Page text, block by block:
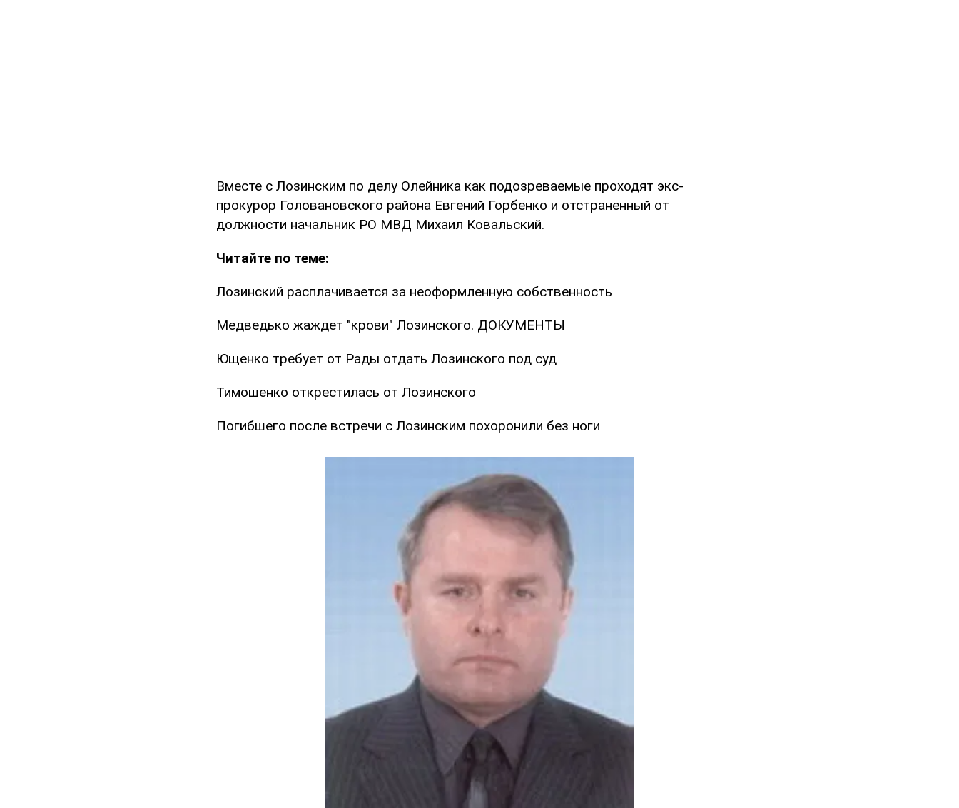
Вместе с Лозинским по делу Олейника как подозреваемые проходят экс-
прокурор Головановского района Евгений Горбенко и отстраненный от
должности начальник РО МВД Михаил Ковальский.
Читайте по теме:
Лозинский расплачивается за неоформленную собственность
Медведько жаждет "крови" Лозинского. ДОКУМЕНТЫ
Ющенко требует от Рады отдать Лозинского под суд
Тимошенко открестилась от Лозинского
Погибшего после встречи с Лозинским похоронили без ноги